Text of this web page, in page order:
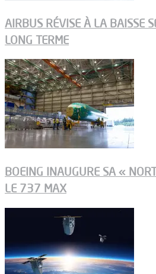
AIRBUS RÉVISE À LA BAISSE
LONG TERME
BOEING INAUGURE SA «
LE 737 MAX